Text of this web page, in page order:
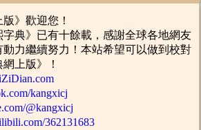
》歡迎您！
》已有十餘載，感謝全球各地網友
力繼續努力！本站希望可以做到校對
上版》！
kangxicj
@kangxicj
362131683